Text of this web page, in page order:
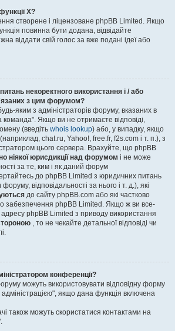
X?
створене і ліцензоване phpBB Limited. Якщо
повинна бути додана, відвідайте
віддати свій голос за вже подані ідеї або
некоректного використання і / або
з цим форумом?
яким з адміністраторів форуму, вказаних в
команда". Якщо ви не отримаєте відповіді,
(введіть whois lookup) або, у випадку, якщо
chat.ru, Yahoo!, free.fr, f2s.com і т. п.), з
цього сервера. Врахуйте, що phpBB
ніякої юрисдикції над форумом і не може
за те, ким і як даний форум
до phpBB Limited з юридичних питань
відповідальності за нього і т. д.), які
до сайту phpBB.com або які частково
забезпечення phpBB Limited. Якщо ж ви все-
phpBB Limited з приводу використання
, то не чекайте детальної відповіді чи
конференції?
можуть використовувати відповідну форму
адміністрацією", якщо дана функція включена
також можуть скористатися контактами на